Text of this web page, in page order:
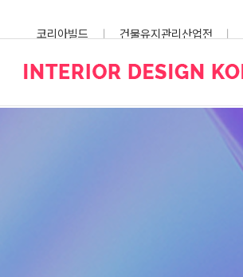
코리아빌드
건물유지관리산업전